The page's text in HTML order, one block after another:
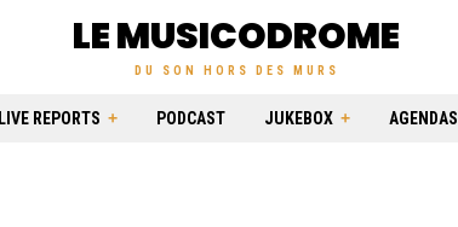
LE MUSICODROME
DU SON HORS DES MURS
LIVE REPORTS PODCAST JUKEBOX AGENDAS